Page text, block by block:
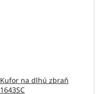
Kufor na dlhú zbraň
1643SC